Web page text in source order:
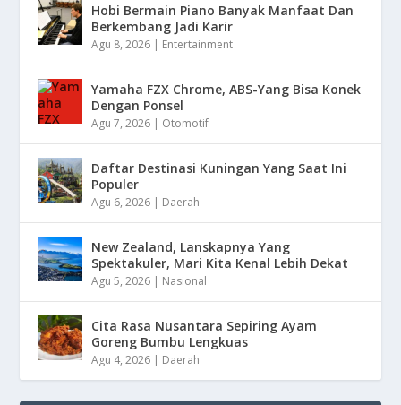
Hobi Bermain Piano Banyak Manfaat Dan
Berkembang Jadi Karir
Agu 8, 2026 | Entertainment
Yamaha FZX Chrome, ABS-Yang Bisa Konek
Dengan Ponsel
Agu 7, 2026 | Otomotif
Daftar Destinasi Kuningan Yang Saat Ini
Populer
Agu 6, 2026 | Daerah
New Zealand, Lanskapnya Yang
Spektakuler, Mari Kita Kenal Lebih Dekat
Agu 5, 2026 | Nasional
Cita Rasa Nusantara Sepiring Ayam
Goreng Bumbu Lengkuas
Agu 4, 2026 | Daerah